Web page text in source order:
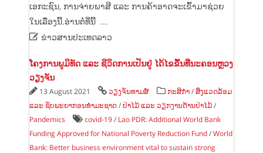
ເອກະຊົນ, ການຈ່າຍພາສີ ແລະ ການຄ້າອາດຈະເຂົ້າມາຊ່ວຍ
ໃນເລື່ອງນີ້.ອ່ານຕໍ່ທີ່ນີ້ ...
ຂ່າວສານປະເທດລາວ
ໂຄງການພູມິທັດ ແລະ ຊີວິດການເປັນຢູ່ ໄດ້ໄຂຂື້ນທີ່ນະຄອນຫຼວງ
ວຽງຈັນ
13 August 2021 ວຽງຈັນທາມສ໌ ກະສິກຳ /ສິ່ງແວດລ້ອມ
ແລະ ຊັບພະຍາກອນທຳມະຊາດ /ປ່າໄມ້ ແລະ ວຽກງານດ້ານປ່າໄມ້ /
Pandemics
covid-19 / Lao PDR: Additional World Bank
Funding Approved for National Poverty Reduction Fund /World
Bank: Better business environment vital to sustain strong